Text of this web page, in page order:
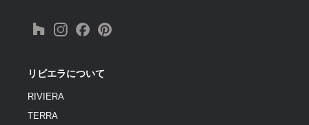
リビエラについて
RIVIERA
TERRA